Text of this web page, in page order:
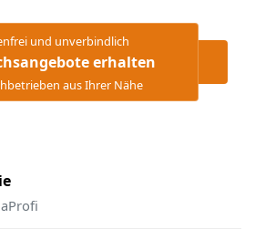
und unverbindlich
erhalten
aus Ihrer Nähe